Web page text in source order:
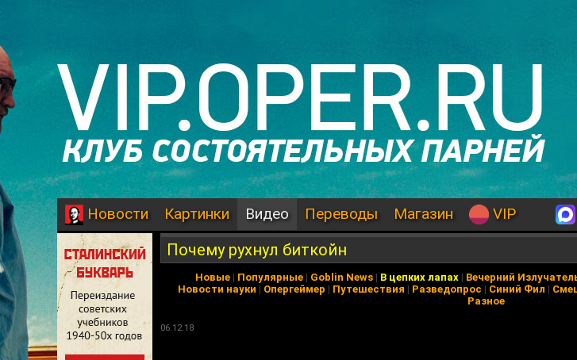
Новости Картинки Видео Переводы Магазин VIP
Почему рухнул биткойн
Новые | Популярные | Goblin News | В цепких лапах | Вечерний
Новости науки | Опергеймер | Путешествия | Разведопрос | Синий Фил |
Разное
06.12.18